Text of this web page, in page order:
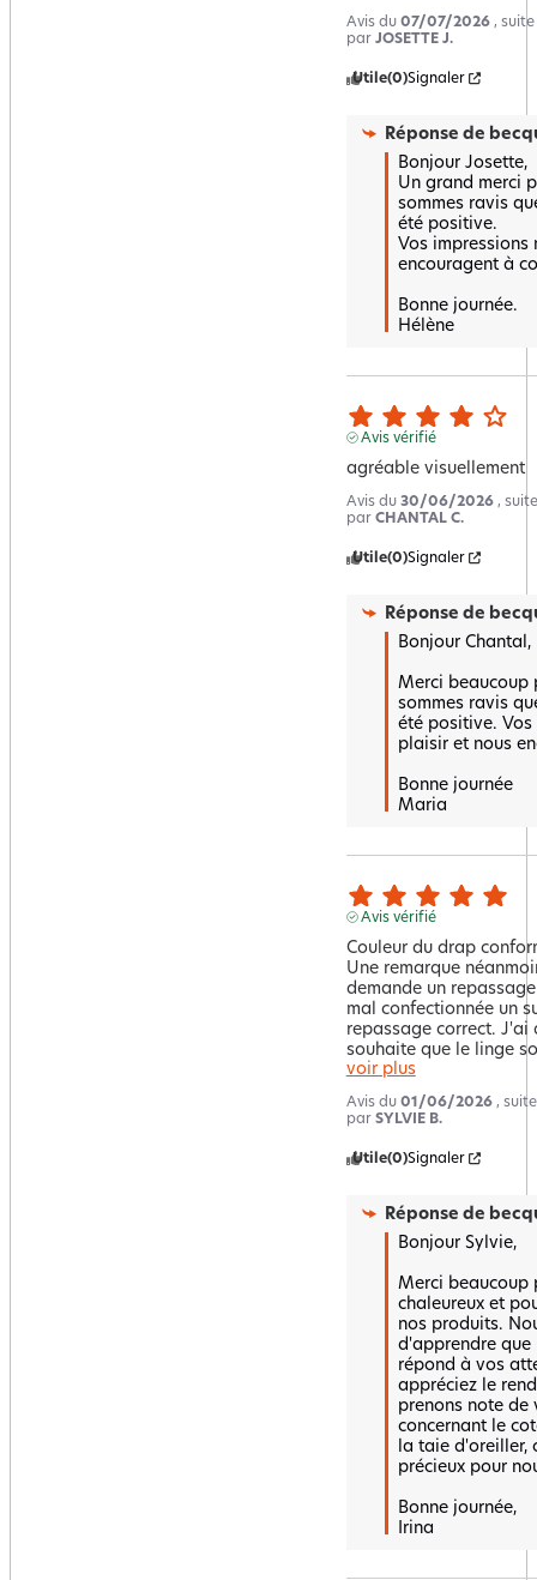
Avis du 07/07/2026 ,
par JOSETTE J.
Utile(0)Signaler
Réponse de
Bonjour Josette,
Un grand merci
sommes ravis
été positive.
Vos impressions
encouragent à
Bonne journée.
Hélène
Avis vérifié
agréable visuellement
Avis du 30/06/2026 ,
par CHANTAL C.
Utile(0)Signaler
Réponse de
Bonjour Chantal,
Merci beaucoup
sommes ravis
été positive. Vos
plaisir et nous
Bonne journée
Maria
Avis vérifié
Couleur du drap
Une remarque
demande un
mal confectionnée un
repassage correct. J'ai
souhaite que le linge
voir plus
Avis du 01/06/2026 ,
par SYLVIE B.
Utile(0)Signaler
Réponse de
Bonjour Sylvie,
Merci beaucoup
chaleureux et
nos produits.
d'apprendre que
répond à vos
appréciez le
prenons note de
concernant le
la taie d'oreiller,
précieux pour
Bonne journée,
Irina